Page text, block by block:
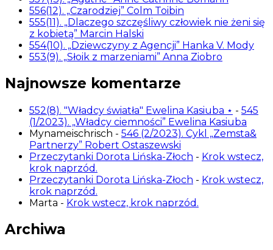
556(12). „Czarodziej” Colm Toibin
555(11). „Dlaczego szczęśliwy człowiek nie żeni się
z kobietą” Marcin Halski
554(10). „Dziewczyny z Agencji” Hanka V. Mody
553(9). „Słoik z marzeniami” Anna Ziobro
Najnowsze komentarze
552(8). "Władcy światła" Ewelina Kasiuba ⋆ - 545
(1/2023). „Władcy ciemności” Ewelina Kasiuba
Mynameischrisch - 546 (2/2023). Cykl „Zemsta&
Partnerzy” Robert Ostaszewski
Przeczytanki Dorota Lińska-Złoch - Krok wstecz,
krok naprzód.
Przeczytanki Dorota Lińska-Złoch - Krok wstecz,
krok naprzód.
Marta - Krok wstecz, krok naprzód.
Archiwa